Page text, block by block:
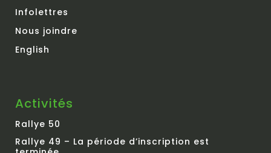
Infolettres
Nous joindre
English
Activités
Rallye 50
Rallye 49 – La période d’inscription est